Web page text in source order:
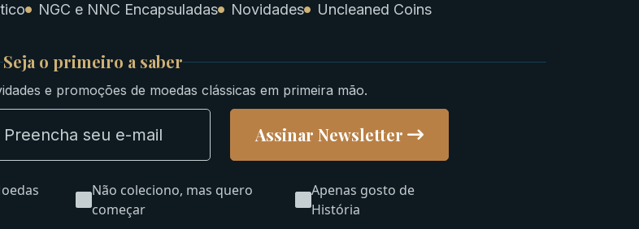
NGC e NNC Encapsuladas Novidades Uncleaned Coins
Seja o primeiro a saber
e promoções de moedas clássicas em primeira mão.
Não coleciono, mas quero
começar
Apenas gosto de
História
Assinar Newsletter